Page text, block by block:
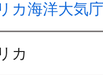
カ海洋大気
カ